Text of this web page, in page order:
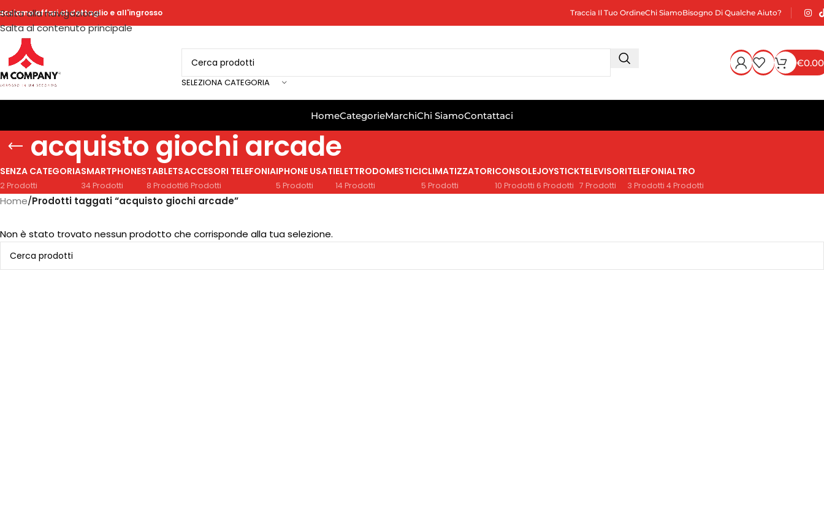
Salta alla navigazione
Salta al contenuto principale
affari al dettaglio e all'ingrosso Traccia Il Tuo OrdineChi SiamoBisogno Di Qualche Aiuto?
SELEZIONA CATEGORIA
€0.00
HomeCategorieMarchiChi SiamoContattaci
acquisto giochi arcade
SENZA CATEGORIA
2 Prodotti
SMARTPHONES
34 Prodotti
TABLETS
8 Prodotti
ACCESORI TELEFONIA
6 Prodotti
IPHONE USATI
5 Prodotti
ELETTRODOMESTICI
14 Prodotti
CLIMATIZZATORI
5 Prodotti
CONSOLE
10 Prodotti
JOYSTICK
6 Prodotti
TELEVISORI
7 Prodotti
TELEFONI
3 Prodotti
ALTRO
4 Prodotti
Home/Prodotti taggati “acquisto giochi arcade”
Non è stato trovato nessun prodotto che corrisponde alla tua selezione.